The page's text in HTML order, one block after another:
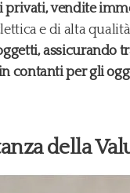
privati, vendite
e di alta
assicurando
contanti per gli
della